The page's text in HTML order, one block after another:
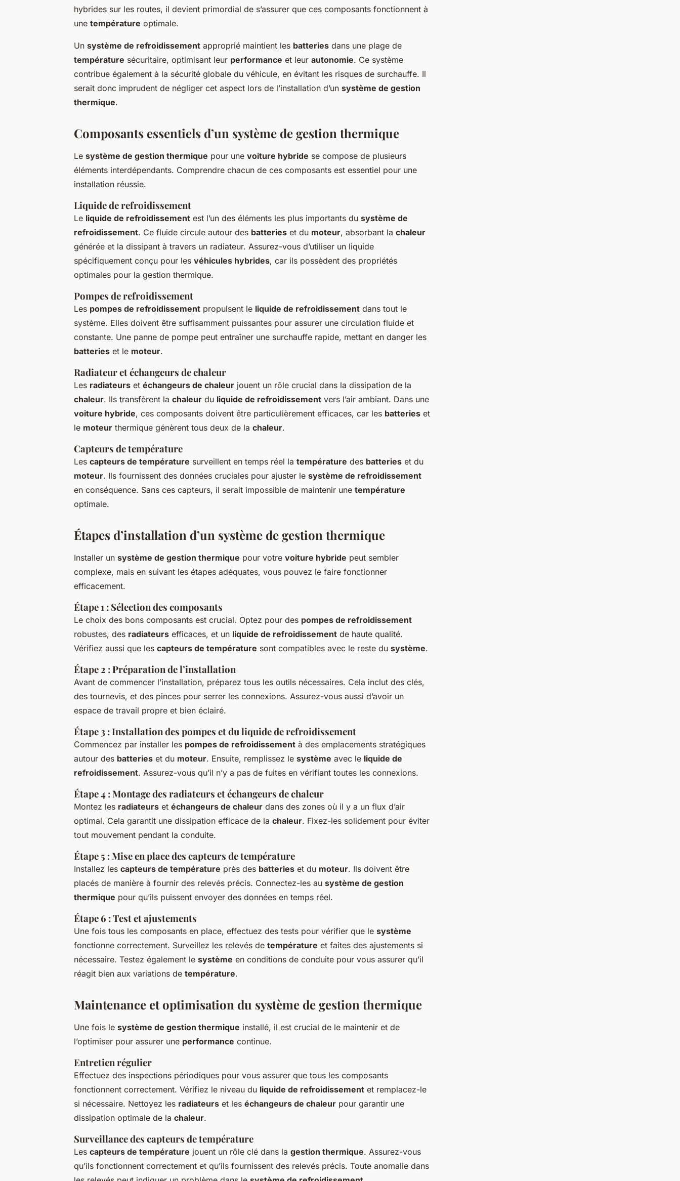
hybrides sur les routes, il devient primordial de s’assurer que ces composants fonctionnent à
une température optimale.
Un système de refroidissement approprié maintient les batteries dans une plage de
température sécuritaire, optimisant leur performance et leur autonomie. Ce système
contribue également à la sécurité globale du véhicule, en évitant les risques de surchauffe. Il
serait donc imprudent de négliger cet aspect lors de l’installation d’un système de gestion
thermique.
Composants essentiels d’un système de gestion thermique
Le système de gestion thermique pour une voiture hybride se compose de plusieurs
éléments interdépendants. Comprendre chacun de ces composants est essentiel pour une
installation réussie.
Liquide de refroidissement
Le liquide de refroidissement est l’un des éléments les plus importants du système de
refroidissement. Ce fluide circule autour des batteries et du moteur, absorbant la chaleur
générée et la dissipant à travers un radiateur. Assurez-vous d’utiliser un liquide
spécifiquement conçu pour les véhicules hybrides, car ils possèdent des propriétés
optimales pour la gestion thermique.
Pompes de refroidissement
Les pompes de refroidissement propulsent le liquide de refroidissement dans tout le
système. Elles doivent être suffisamment puissantes pour assurer une circulation fluide et
constante. Une panne de pompe peut entraîner une surchauffe rapide, mettant en danger les
batteries et le moteur.
Radiateur et échangeurs de chaleur
Les radiateurs et échangeurs de chaleur jouent un rôle crucial dans la dissipation de la
chaleur. Ils transfèrent la chaleur du liquide de refroidissement vers l’air ambiant. Dans une
voiture hybride, ces composants doivent être particulièrement efficaces, car les batteries et
le moteur thermique génèrent tous deux de la chaleur.
Capteurs de température
Les capteurs de température surveillent en temps réel la température des batteries et du
moteur. Ils fournissent des données cruciales pour ajuster le système de refroidissement
en conséquence. Sans ces capteurs, il serait impossible de maintenir une température
optimale.
Étapes d’installation d’un système de gestion thermique
Installer un système de gestion thermique pour votre voiture hybride peut sembler
complexe, mais en suivant les étapes adéquates, vous pouvez le faire fonctionner
efficacement.
Étape 1 : Sélection des composants
Le choix des bons composants est crucial. Optez pour des pompes de refroidissement
robustes, des radiateurs efficaces, et un liquide de refroidissement de haute qualité.
Vérifiez aussi que les capteurs de température sont compatibles avec le reste du système.
Étape 2 : Préparation de l’installation
Avant de commencer l’installation, préparez tous les outils nécessaires. Cela inclut des clés,
des tournevis, et des pinces pour serrer les connexions. Assurez-vous aussi d’avoir un
espace de travail propre et bien éclairé.
Étape 3 : Installation des pompes et du liquide de refroidissement
Commencez par installer les pompes de refroidissement à des emplacements stratégiques
autour des batteries et du moteur. Ensuite, remplissez le système avec le liquide de
refroidissement. Assurez-vous qu’il n’y a pas de fuites en vérifiant toutes les connexions.
Étape 4 : Montage des radiateurs et échangeurs de chaleur
Montez les radiateurs et échangeurs de chaleur dans des zones où il y a un flux d’air
optimal. Cela garantit une dissipation efficace de la chaleur. Fixez-les solidement pour éviter
tout mouvement pendant la conduite.
Étape 5 : Mise en place des capteurs de température
Installez les capteurs de température près des batteries et du moteur. Ils doivent être
placés de manière à fournir des relevés précis. Connectez-les au système de gestion
thermique pour qu’ils puissent envoyer des données en temps réel.
Étape 6 : Test et ajustements
Une fois tous les composants en place, effectuez des tests pour vérifier que le système
fonctionne correctement. Surveillez les relevés de température et faites des ajustements si
nécessaire. Testez également le système en conditions de conduite pour vous assurer qu’il
réagit bien aux variations de température.
Maintenance et optimisation du système de gestion thermique
Une fois le système de gestion thermique installé, il est crucial de le maintenir et de
l’optimiser pour assurer une performance continue.
Entretien régulier
Effectuez des inspections périodiques pour vous assurer que tous les composants
fonctionnent correctement. Vérifiez le niveau du liquide de refroidissement et remplacez-le
si nécessaire. Nettoyez les radiateurs et les échangeurs de chaleur pour garantir une
dissipation optimale de la chaleur.
Surveillance des capteurs de température
Les capteurs de température jouent un rôle clé dans la gestion thermique. Assurez-vous
qu’ils fonctionnent correctement et qu’ils fournissent des relevés précis. Toute anomalie dans